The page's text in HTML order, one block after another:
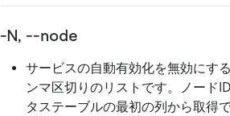
-N, --node
サービスの自動有効化を無効にす
ンマ区切りのリストです。ノード
タステーブルの最初の列から取得で